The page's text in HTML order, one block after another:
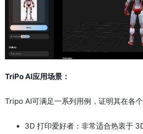
TriPo AI应用场景：
Tripo AI可满足一系列用例，证明其在各
3D 打印爱好者：非常适合热衷于